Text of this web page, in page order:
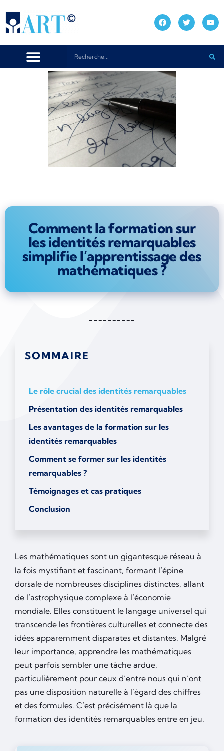
Comment la formation sur
les identités remarquables
simplifie l’apprentissage des
mathématiques ?
SOMMAIRE
Le rôle crucial des identités remarquables
Présentation des identités remarquables
Les avantages de la formation sur les
identités remarquables
Comment se former sur les identités
remarquables ?
Témoignages et cas pratiques
Conclusion
Les mathématiques sont un gigantesque réseau à
la fois mystifiant et fascinant, formant l’épine
dorsale de nombreuses disciplines distinctes, allant
de l’astrophysique complexe à l’économie
mondiale. Elles constituent le langage universel qui
transcende les frontières culturelles et connecte des
idées apparemment disparates et distantes. Malgré
leur importance, apprendre les mathématiques
peut parfois sembler une tâche ardue,
particulièrement pour ceux d’entre nous qui n’ont
pas une disposition naturelle à l’égard des chiffres
et des formules. C’est précisément là que la
formation des identités remarquables entre en jeu.